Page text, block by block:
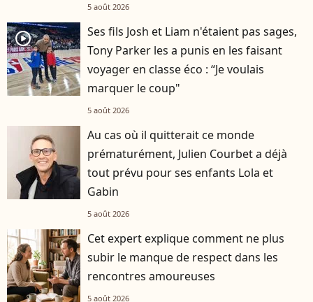
5 août 2026
player2
Ses fils Josh et Liam n'étaient pas sages,
Tony Parker les a punis en les faisant
voyager en classe éco : “Je voulais
marquer le coup"
5 août 2026
Au cas où il quitterait ce monde
prématurément, Julien Courbet a déjà
tout prévu pour ses enfants Lola et
Gabin
5 août 2026
Cet expert explique comment ne plus
subir le manque de respect dans les
rencontres amoureuses
5 août 2026